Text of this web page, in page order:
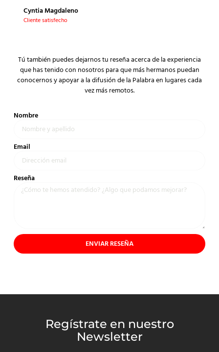
Cyntia Magdaleno
Cliente satisfecho
Tú también puedes dejarnos tu reseña acerca de la experiencia
que has tenido con nosotros para que más hermanos puedan
conocernos y apoyar a la difusión de la Palabra en lugares cada
vez más remotos.
Nombre
Email
Reseña
ENVIAR RESEÑA
Regístrate en nuestro
Newsletter